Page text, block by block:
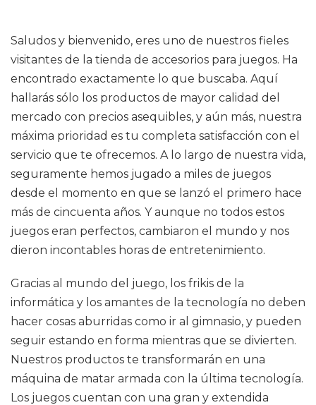
Saludos y bienvenido, eres uno de nuestros fieles
visitantes de la tienda de accesorios para juegos. Ha
encontrado exactamente lo que buscaba. Aquí
hallarás sólo los productos de mayor calidad del
mercado con precios asequibles, y aún más, nuestra
máxima prioridad es tu completa satisfacción con el
servicio que te ofrecemos. A lo largo de nuestra vida,
seguramente hemos jugado a miles de juegos
desde el momento en que se lanzó el primero hace
más de cincuenta años. Y aunque no todos estos
juegos eran perfectos, cambiaron el mundo y nos
dieron incontables horas de entretenimiento.
Gracias al mundo del juego, los frikis de la
informática y los amantes de la tecnología no deben
hacer cosas aburridas como ir al gimnasio, y pueden
seguir estando en forma mientras que se divierten.
Nuestros productos te transformarán en una
máquina de matar armada con la última tecnología.
Los juegos cuentan con una gran y extendida